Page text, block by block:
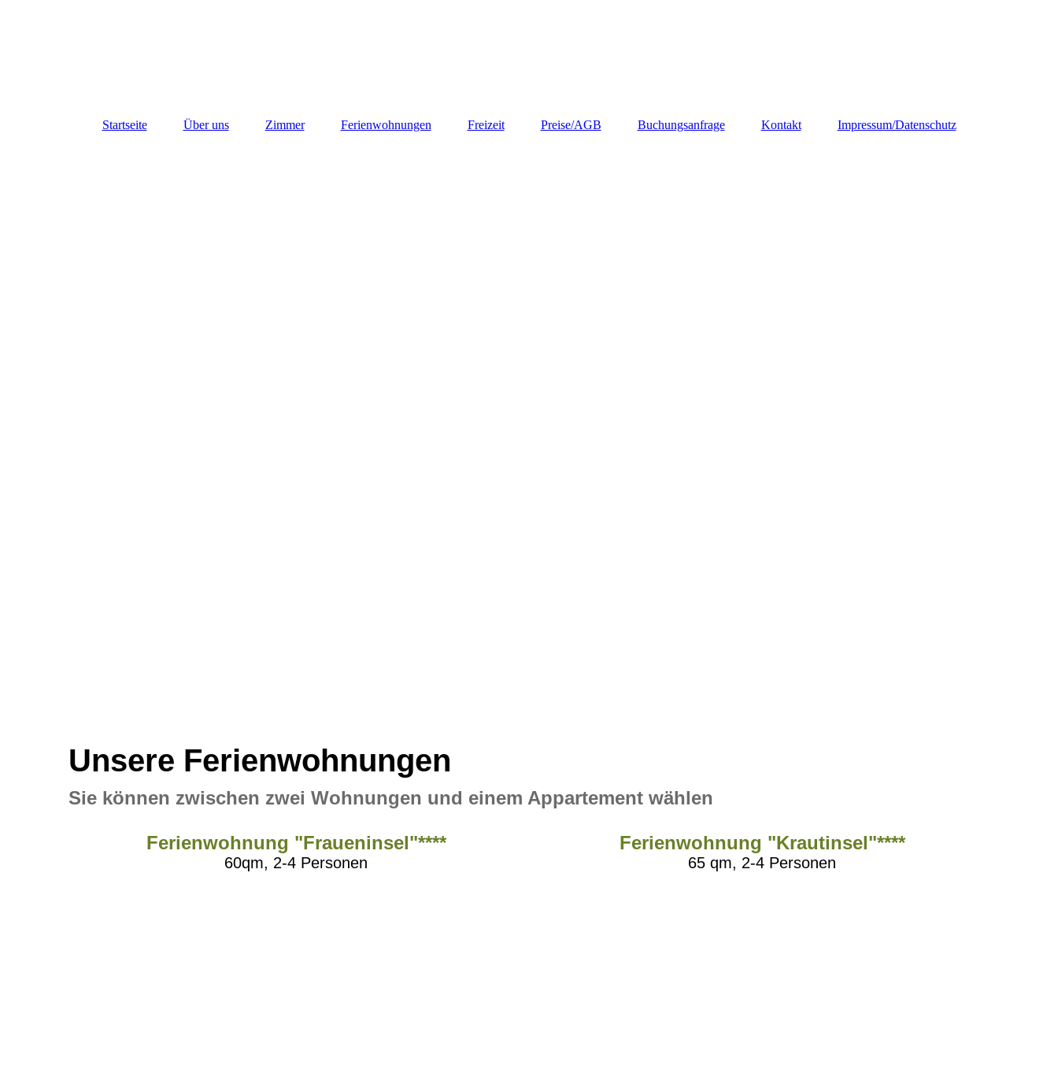
Startseite Über uns Zimmer Ferienwohnungen Freizeit Preise/AGB Buchungsanfrage Kontakt Impressum/Datenschutz
Unsere Ferienwohnungen
Sie können zwischen zwei Wohnungen und einem Appartement wählen
Ferienwohnung "Fraueninsel"****
60qm, 2-4 Personen
Ferienwohnung "Krautinsel"****
65 qm, 2-4 Personen